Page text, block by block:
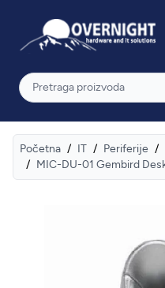
Overnight
Pretraga
Početna / IT / Periferije /
/